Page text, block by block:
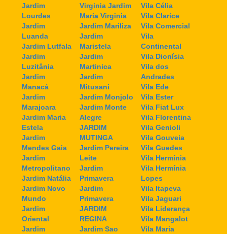
Jardim
Lourdes
Jardim
Luanda
Jardim Lutfala
Jardim
Luzitânia
Jardim
Manacá
Jardim
Marajoara
Jardim Maria
Estela
Jardim
Mendes Gaia
Jardim
Metropolitano
Jardim Natália
Jardim Novo
Mundo
Jardim
Oriental
Jardim
Virginia Jardim
Maria Virginia
Jardim Mariliza
Jardim
Maristela
Jardim
Martinica
Jardim
Mitusani
Jardim Monjolo
Jardim Monte
Alegre
JARDIM
MUTINGA
Jardim Pereira
Leite
Jardim
Primavera
Jardim
Primavera
JARDIM
REGINA
Jardim Sao
Vila Célia
Vila Clarice
Vila Comercial
Vila
Continental
Vila Dionísia
Vila dos
Andrades
Vila Ede
Vila Ester
Vila Fiat Lux
Vila Florentina
Vila Genioli
Vila Gouveia
Vila Guedes
Vila Hermínia
Vila Hermínia
Lopes
Vila Itapeva
Vila Jaguari
Vila Liderança
Vila Mangalot
Vila Maria